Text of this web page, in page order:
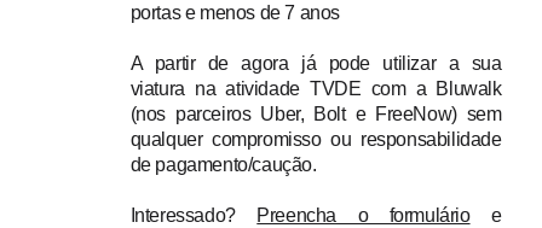
portas e menos de 7 anos
A partir de agora já pode utilizar a sua
viatura na atividade TVDE com a Bluwalk
(nos parceiros Uber, Bolt e FreeNow) sem
qualquer compromisso ou responsabilidade
de pagamento/caução.
Interessado? Preencha o formulário
e